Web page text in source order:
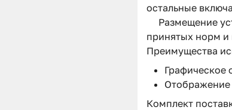
остальные
Размещение
принятых норм и
Преимущества
Графическое
Отображение
Комплект